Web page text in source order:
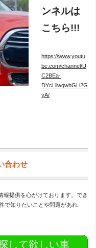
ンネルは
こちら!!!
https://www.youtu
be.com/channel/U
C2BEa-
DYcLliwqwhGLi2G
yA/
合わせ
報提供を心がけております。でき
で知りたいことや問題があれ
して欲しい車